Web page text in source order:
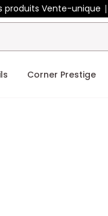
produits Vente-unique
Corner Prestige